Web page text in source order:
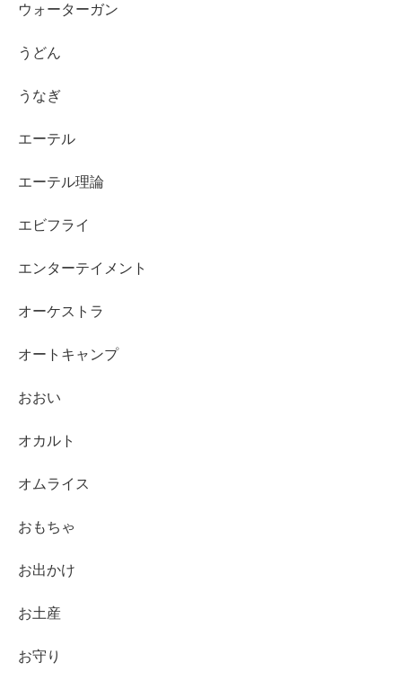
ウォーターガン
うどん
うなぎ
エーテル
エーテル理論
エビフライ
エンターテイメント
オーケストラ
オートキャンプ
おおい
オカルト
オムライス
おもちゃ
お出かけ
お土産
お守り